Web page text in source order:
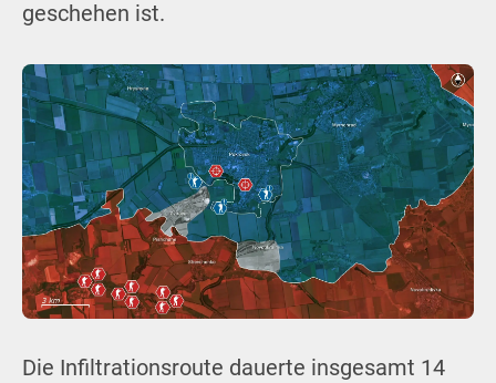
geschehen ist.
Die Infiltrationsroute dauerte insgesamt 14